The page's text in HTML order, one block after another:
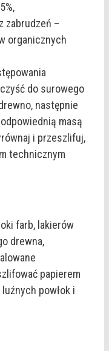
zabrudzeń –
organicznych
do surowego
następnie
masą
i przeszlifuj,
technicznym
farb, lakierów
drewna,
papierem
powłok i